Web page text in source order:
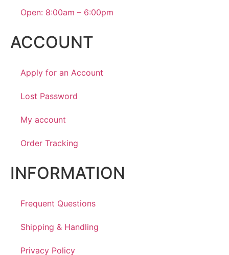
Open: 8:00am – 6:00pm
ACCOUNT
Apply for an Account
Lost Password
My account
Order Tracking
INFORMATION
Frequent Questions
Shipping & Handling
Privacy Policy